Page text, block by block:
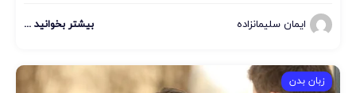
ایمان سلیمانزاده بیشتر بخوانید ...
زبان بدن